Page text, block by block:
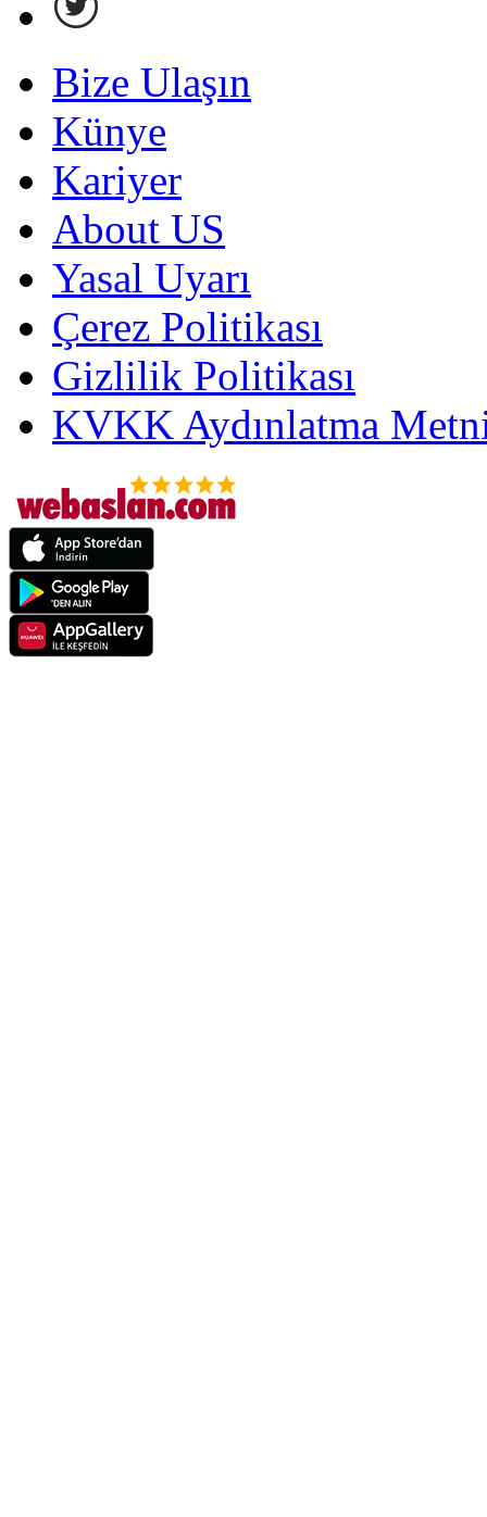
Bize Ulaşın
Künye
Kariyer
About US
Yasal Uyarı
Çerez Politikası
Gizlilik Politikası
KVKK Aydınlatma